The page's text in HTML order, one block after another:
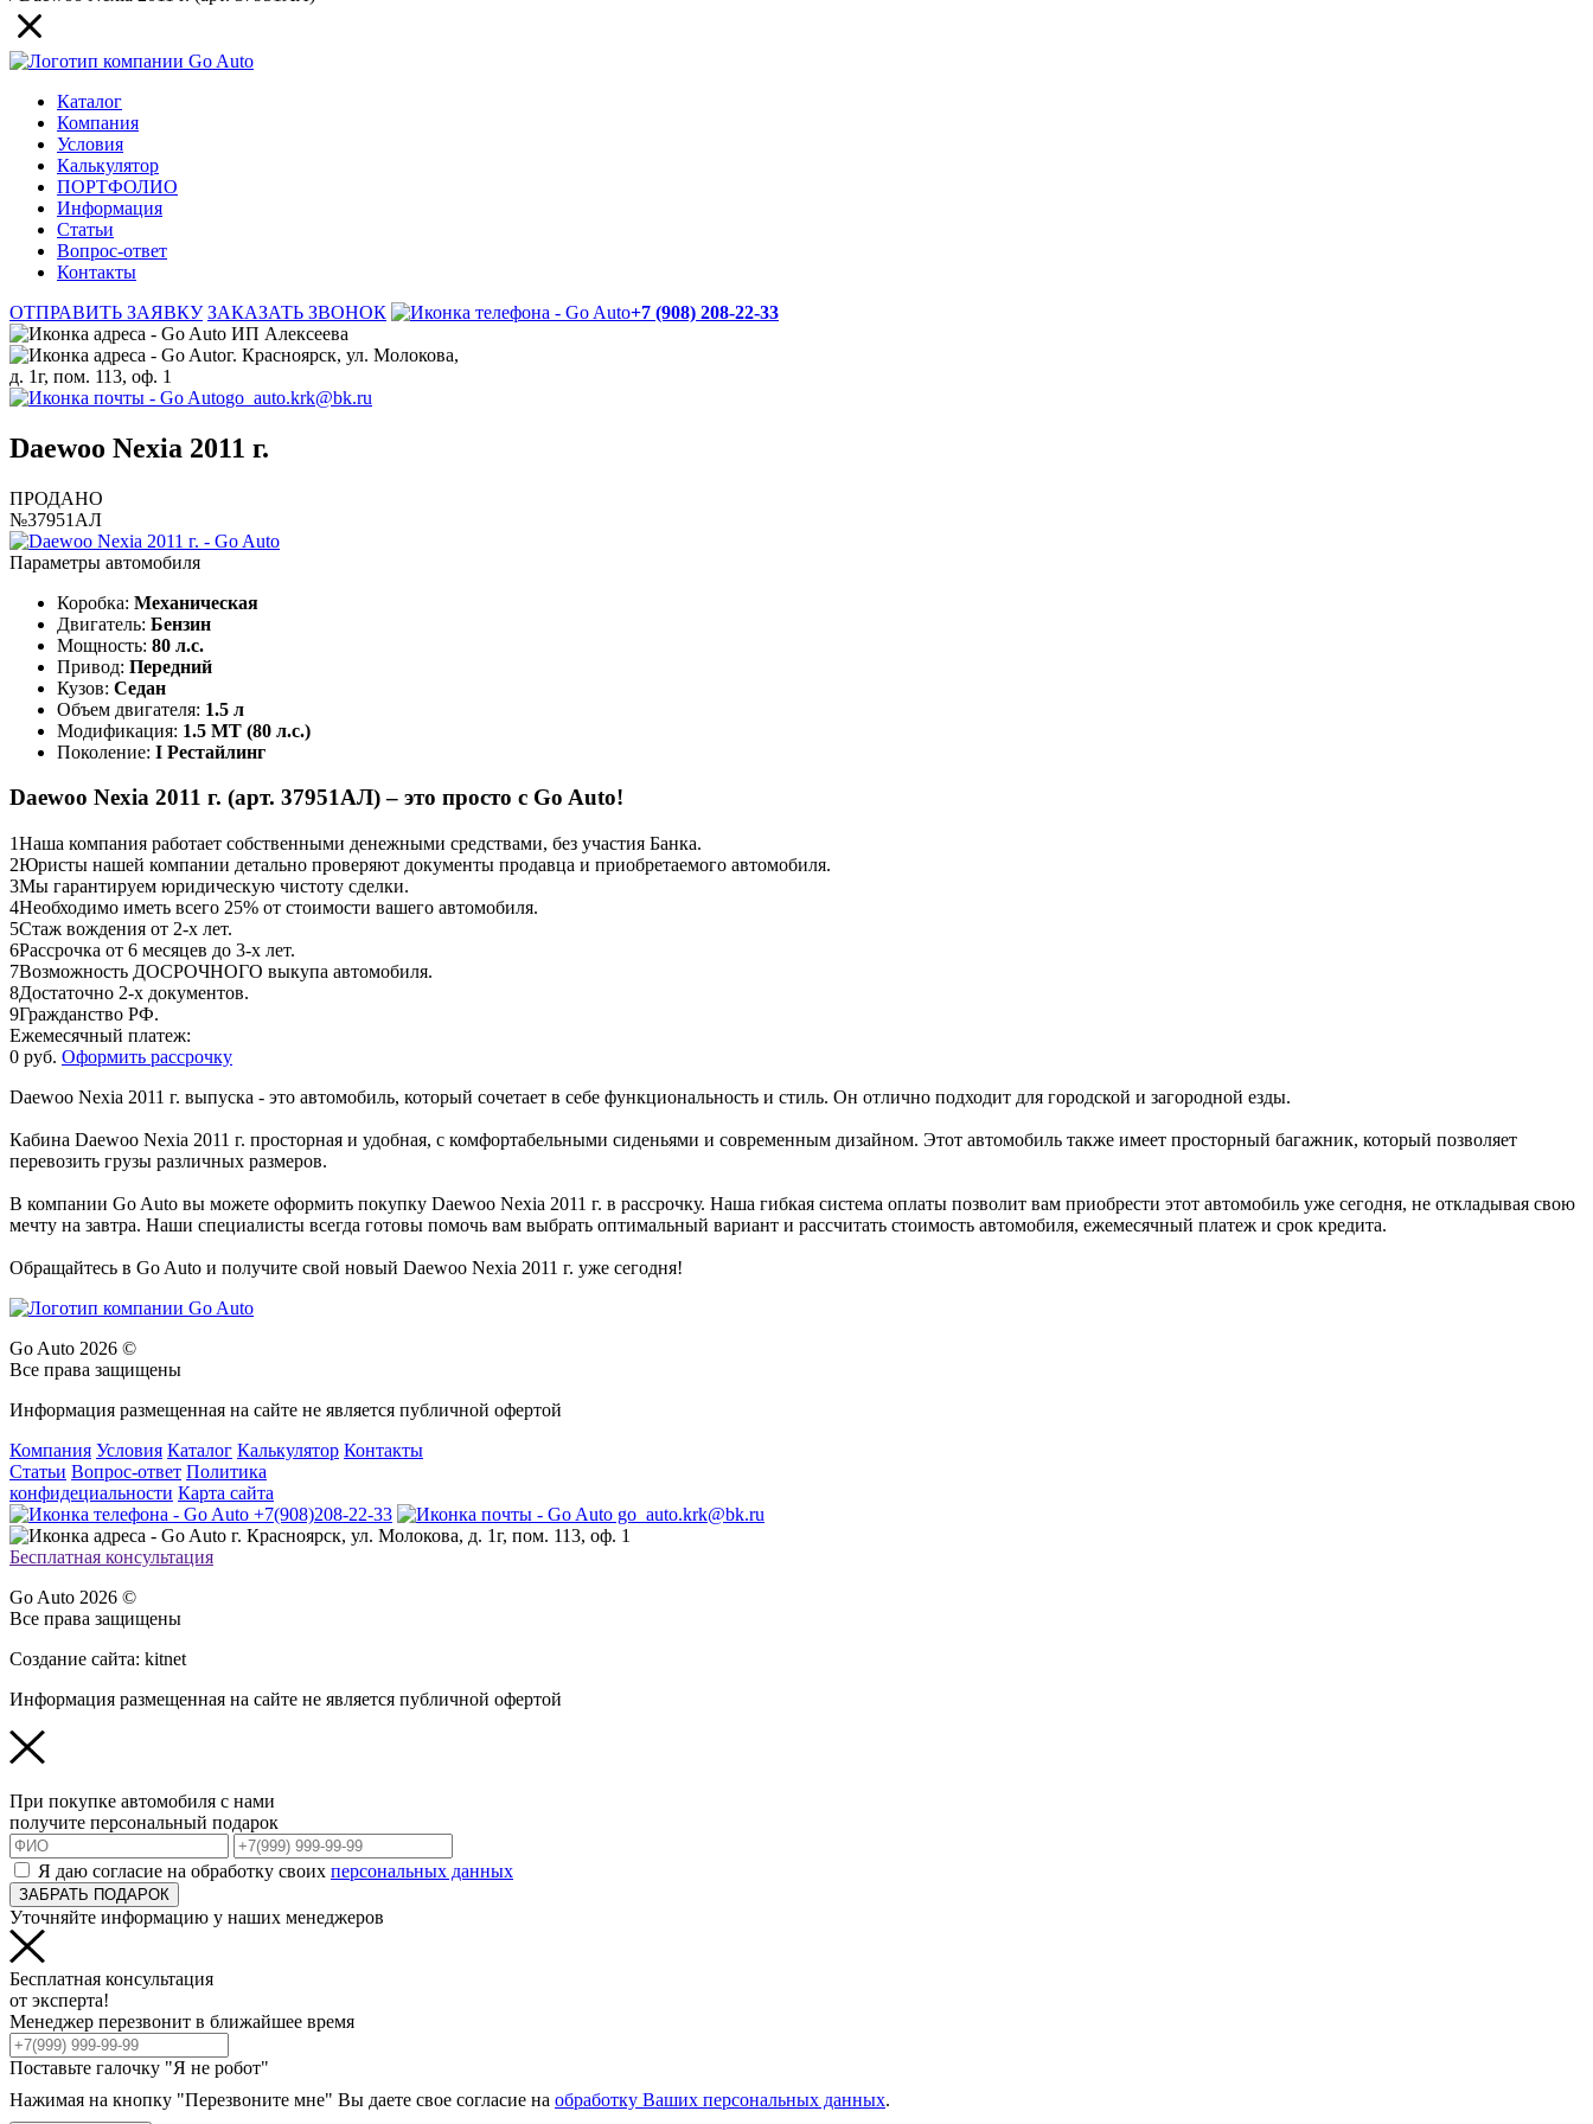
Каталог
Компания
Условия
Калькулятор
ПОРТФОЛИО
Информация
Статьи
Вопрос-ответ
Контакты
ОТПРАВИТЬ ЗАЯВКУ ЗАКАЗАТЬ ЗВОНОК
+7 (908) 208-22-33
ИП Алексеева
г. Красноярск, ул. Молокова,
д. 1г, пом. 113, оф. 1
go_auto.krk@bk.ru
Daewoo Nexia 2011 г.
ПРОДАНО
№37951АЛ
Параметры автомобиля
Коробка: Механическая
Двигатель: Бензин
Мощность: 80 л.с.
Привод: Передний
Кузов: Седан
Объем двигателя: 1.5 л
Модификация: 1.5 MT (80 л.с.)
Поколение: I Рестайлинг
Daewoo Nexia 2011 г. (арт. 37951АЛ) – это просто с Go Auto!
1Наша компания работает собственными денежными средствами, без участия Банка.
2Юристы нашей компании детально проверяют документы продавца и приобретаемого автомобиля.
3Мы гарантируем юридическую чистоту сделки.
4Необходимо иметь всего 25% от стоимости вашего автомобиля.
5Стаж вождения от 2-х лет.
6Рассрочка от 6 месяцев до 3-х лет.
7Возможность ДОСРОЧНОГО выкупа автомобиля.
8Достаточно 2-х документов.
9Гражданство РФ.
Ежемесячный платеж:
0 руб. Оформить рассрочку
Daewoo Nexia 2011 г. выпуска - это автомобиль, который сочетает в себе функциональность и стиль. Он отлично подходит для городской и загородной езды.
Кабина Daewoo Nexia 2011 г. просторная и удобная, с комфортабельными сиденьями и современным дизайном. Этот автомобиль также имеет просторный багажник, который позволяет
перевозить грузы различных размеров.
В компании Go Auto вы можете оформить покупку Daewoo Nexia 2011 г. в рассрочку. Наша гибкая система оплаты позволит вам приобрести этот автомобиль уже сегодня, не откладывая свою
мечту на завтра. Наши специалисты всегда готовы помочь вам выбрать оптимальный вариант и рассчитать стоимость автомобиля, ежемесячный платеж и срок кредита.
Обращайтесь в Go Auto и получите свой новый Daewoo Nexia 2011 г. уже сегодня!
Go Auto 2026 ©
Все права защищены
Информация размещенная на сайте не является публичной офертой
Компания Условия Каталог Калькулятор Контакты
Статьи Вопрос-ответ Политика
конфидециальности Карта сайта
+7(908)208-22-33
go_auto.krk@bk.ru
г. Красноярск, ул. Молокова, д. 1г, пом. 113, оф. 1
Бесплатная консультация
Go Auto 2026 ©
Все права защищены
Создание сайта: kitnet
Информация размещенная на сайте не является публичной офертой
При покупке автомобиля с нами
получите персональный подарок
Я даю согласие на обработку своих персональных данных
ЗАБРАТЬ ПОДАРОК
Уточняйте информацию у наших менеджеров
Бесплатная консультация
от эксперта!
Менеджер перезвонит в ближайшее время
Поставьте галочку "Я не робот"
Нажимая на кнопку "Перезвоните мне" Вы даете свое согласие на обработку Ваших персональных данных.